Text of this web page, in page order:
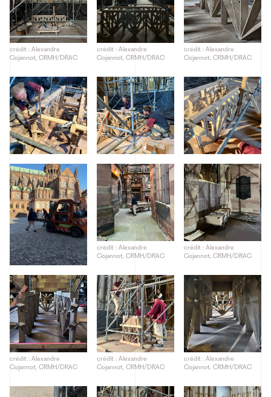
crédit : Alexandre
Cojannot, CRMH/DRAC
crédit : Alexandre
Cojannot, CRMH/DRAC
crédit : Alexandre
Cojannot, CRMH/DRAC
crédit : Alexandre
Cojannot, CRMH/DRAC
crédit : Alexandre
Cojannot, CRMH/DRAC
crédit : Alexandre
Cojannot, CRMH/DRAC
crédit : Alexandre
Cojannot, CRMH/DRAC
crédit : Alexandre
Cojannot, CRMH/DRAC